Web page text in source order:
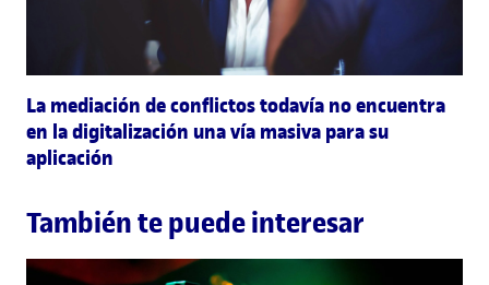
La mediación de conflictos todavía no encuentra
en la digitalización una vía masiva para su
aplicación
También te puede interesar